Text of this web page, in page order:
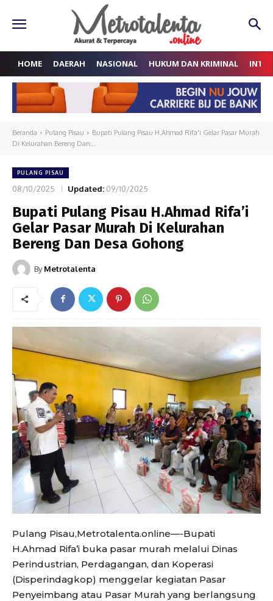
HOME DAERAH NASIONAL HUKUM DAN KRIMINAL
Beranda Pulang Pisau
Bupati Pulang Pisau H.Ahmad Rifa'i Gelar Pasar Murah
Di Kelurahan Bereng Dan...
PULANG PISAU
08/10/2025 Updated: 09/10/2025
Bupati Pulang Pisau H.Ahmad Rifa’i
Gelar Pasar Murah Di Kelurahan
Bereng Dan Desa Gohong
By Metrotalenta
Pulang Pisau,Metrotalenta.online—-Bupati
H.Ahmad Rifa’i buka pasar murah melalui Dinas
Perindustrian, Perdagangan, dan Koperasi
(Disperindagkop) menggelar kegiatan Pasar
Penyeimbang atau Pasar Murah yang berlangsung